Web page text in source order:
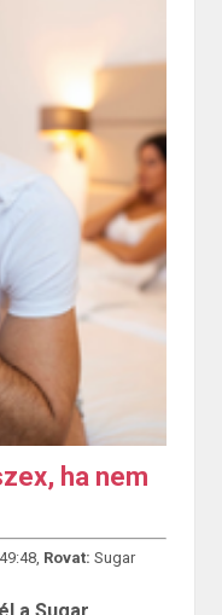
ha nem
Rovat: Sugar